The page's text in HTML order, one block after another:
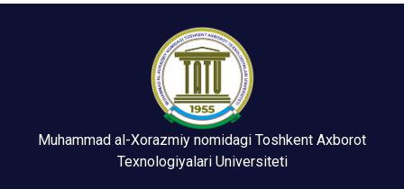
Muhammad al-Xorazmiy nomidagi Toshkent Axborot
Texnologiyalari Universiteti